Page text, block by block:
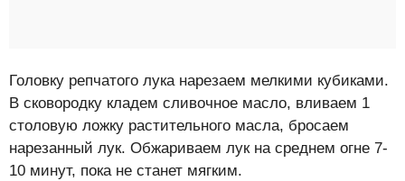
Головку репчатого лука нарезаем мелкими кубиками.
В сковородку кладем сливочное масло, вливаем 1
столовую ложку растительного масла, бросаем
нарезанный лук. Обжариваем лук на среднем огне 7-
10 минут, пока не станет мягким.